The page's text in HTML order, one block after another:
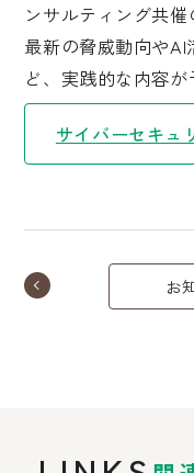
ンサルティング共催
最新の脅威動向や
ど、実践的な内容が
サイバーセキュ
お